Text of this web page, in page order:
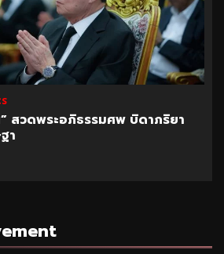
สวดพระอภิธรรมศพ บิดาภริยา
า